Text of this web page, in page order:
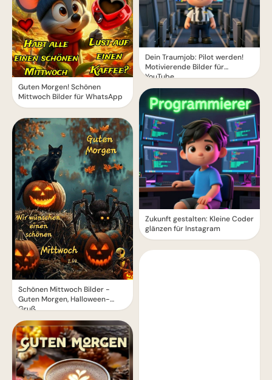
Guten Morgen! Schönen
Mittwoch Bilder für WhatsApp
Schönen Mittwoch Bilder -
Guten Morgen, Halloween-
Gruß
Dein Traumjob: Pilot werden!
Motivierende Bilder für
YouTube
Zukunft gestalten: Kleine Coder
glänzen für Instagram